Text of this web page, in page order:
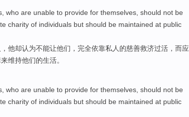
who are unable to provide for themselves , should not be
charity of individuals but should be maintained at public
， 他却认为不能让他们，完全依靠私人 的慈善救济过活，而应
维持他们的生活。
who are unable to provide for themselves , should not be
charity of individuals but should be maintained at public